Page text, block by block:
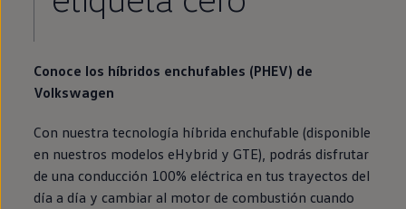
Conoce los híbridos enchufables (PHEV) de
Volkswagen
Con nuestra tecnología híbrida enchufable (disponible
en nuestros modelos eHybrid y GTE), podrás disfrutar
de una conducción 100% eléctrica en tus trayectos del
día a día y cambiar al motor de combustión cuando